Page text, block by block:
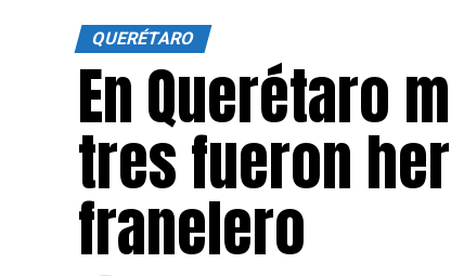
QUERÉTARO
En Querétaro
tres fueron
franelero